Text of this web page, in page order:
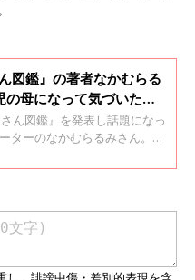
図鑑』の著者なかむらる
の母になって気づいたこ
ー
ん図鑑』を発表し話題になっ
ターのなかむらるみさん。3
間の育児について、大変だっ